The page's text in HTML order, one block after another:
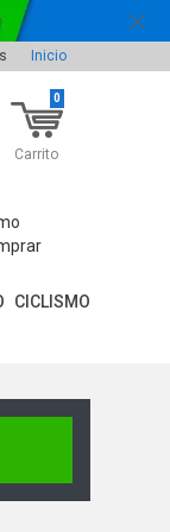
Inicio
Carrito
0
CICLISMO